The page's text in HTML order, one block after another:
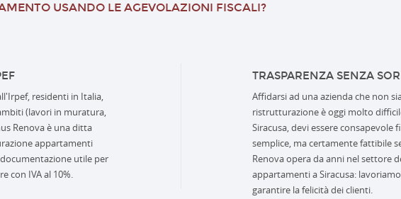
USANDO LE AGEVOLAZIONI FISCALI?
residenti in Italia,
(lavori in muratura,
Renova è una ditta
appartamenti
utile per
con IVA al 10%.
TRASPARENZA SENZA
Affidarsi ad una azienda che non
ristrutturazione è oggi molto
Siracusa, devi essere
semplice, ma certamente fattibile
Renova opera da anni nel settore
appartamenti a Siracusa:
garantire la felicità dei clienti.